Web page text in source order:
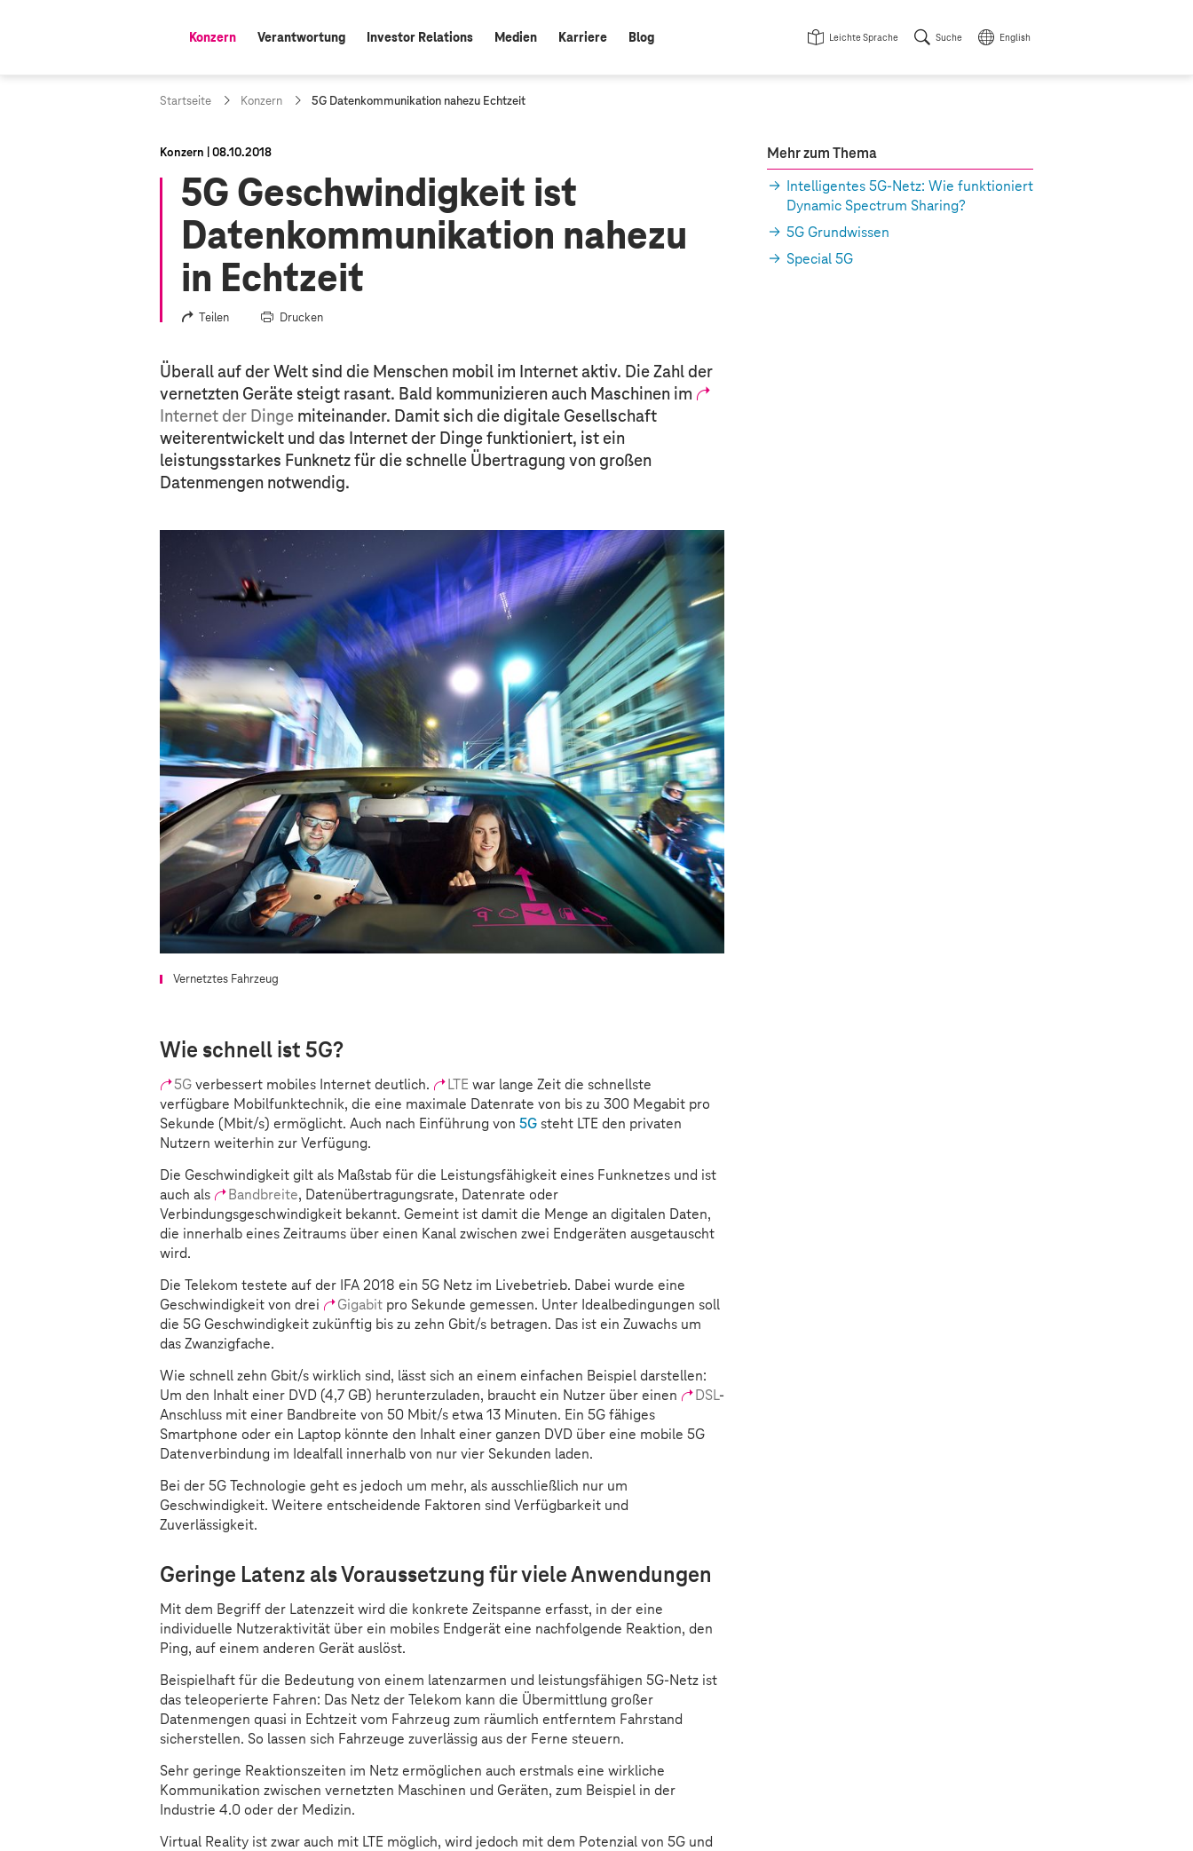
aktiv:
Konzern Verantwortung Investor Relations Medien Karriere Blog Leichte Sprache Suche English
Startseite Konzern
a
l
S
e
t
e
5G Datenkommunikation nahezu Echtzeit
Konzern 08.10.2018
5G Geschwindigkeit ist
Datenkommunikation nahezu
in Echtzeit
Teilen Drucken
Überall auf der Welt sind die Menschen mobil im Internet aktiv. Die Zahl der
vernetzten Geräte steigt rasant. Bald kommunizieren auch Maschinen im
Internet der Dinge miteinander. Damit sich die digitale Gesellschaft
weiterentwickelt und das Internet der Dinge funktioniert, ist ein
leistungsstarkes Funknetz für die schnelle Übertragung von großen
Datenmengen notwendig.
Vernetztes Fahrzeug
Wie schnell ist 5G?
5G verbessert mobiles Internet deutlich. LTE war lange Zeit die schnellste
verfügbare Mobilfunktechnik, die eine maximale Datenrate von bis zu 300 Megabit pro
Sekunde (Mbit/s) ermöglicht. Auch nach Einführung von 5G steht LTE den privaten
Nutzern weiterhin zur Verfügung.
Die Geschwindigkeit gilt als Maßstab für die Leistungsfähigkeit eines Funknetzes und ist
auch als
Bandbreite, Datenübertragungsrate, Datenrate oder
Verbindungsgeschwindigkeit bekannt. Gemeint ist damit die Menge an digitalen Daten,
die innerhalb eines Zeitraums über einen Kanal zwischen zwei Endgeräten ausgetauscht
wird.
Die Telekom testete auf der IFA 2018 ein 5G Netz im Livebetrieb. Dabei wurde eine
Geschwindigkeit von drei
Gigabit pro Sekunde gemessen. Unter Idealbedingungen soll
die 5G Geschwindigkeit zukünftig bis zu zehn Gbit/s betragen. Das ist ein Zuwachs um
das Zwanzigfache.
Wie schnell zehn Gbit/s wirklich sind, lässt sich an einem einfachen Beispiel darstellen:
Um den Inhalt einer DVD (4,7 GB) herunterzuladen, braucht ein Nutzer über einen
DSL-
Anschluss mit einer Bandbreite von 50 Mbit/s etwa 13 Minuten. Ein 5G fähiges
Smartphone oder ein Laptop könnte den Inhalt einer ganzen DVD über eine mobile 5G
Datenverbindung im Idealfall innerhalb von nur vier Sekunden laden.
Bei der 5G Technologie geht es jedoch um mehr, als ausschließlich nur um
Geschwindigkeit. Weitere entscheidende Faktoren sind Verfügbarkeit und
Zuverlässigkeit.
Geringe Latenz als Voraussetzung für viele Anwendungen
Mit dem Begriff der Latenzzeit wird die konkrete Zeitspanne erfasst, in der eine
individuelle Nutzeraktivität über ein mobiles Endgerät eine nachfolgende Reaktion, den
Ping, auf einem anderen Gerät auslöst.
Beispielhaft für die Bedeutung von einem latenzarmen und leistungsfähigen 5G-Netz ist
das teleoperierte Fahren: Das Netz der Telekom kann die Übermittlung großer
Datenmengen quasi in Echtzeit vom Fahrzeug zum räumlich entferntem Fahrstand
sicherstellen. So lassen sich Fahrzeuge zuverlässig aus der Ferne steuern.
Sehr geringe Reaktionszeiten im Netz ermöglichen auch erstmals eine wirkliche
Kommunikation zwischen vernetzten Maschinen und Geräten, zum Beispiel in der
Industrie 4.0 oder der Medizin.
Virtual Reality ist zwar auch mit LTE möglich, wird jedoch mit dem Potenzial von 5G und
Mehr zum Thema
Intelligentes 5G-Netz: Wie funktioniert
Dynamic Spectrum Sharing?
5G Grundwissen
Special 5G